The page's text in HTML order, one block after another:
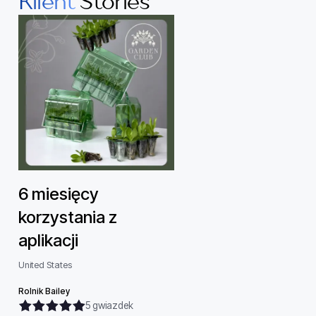
6 miesięcy
korzystania z
aplikacji
United States
Rolnik Bailey
5 gwiazdek